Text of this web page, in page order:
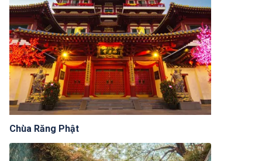
Chùa Răng Phật